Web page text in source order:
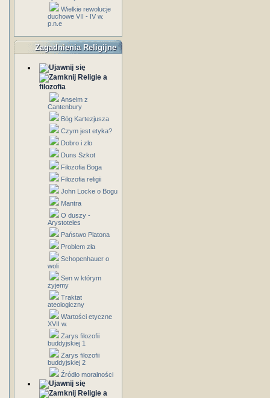
Wielkie rewolucje
duchowe VII - IV w.
p.n.e
Zagadnienia Religijne
Religie a
filozofia
Anselm z
Cantenbury
Bóg Kartezjusza
Czym jest etyka?
Dobro i zlo
Duns Szkot
Filozofia Boga
Filozofia religii
John Locke o Bogu
Mantra
O duszy -
Arystoteles
Państwo Platona
Problem zła
Schopenhauer o
woli
Sen w którym
żyjemy
Traktat
ateologiczny
Wartości etyczne
XVII w.
Zarys filozofii
buddyjskiej 1
Zarys filozofii
buddyjskiej 2
Źródło moralności
Religie a